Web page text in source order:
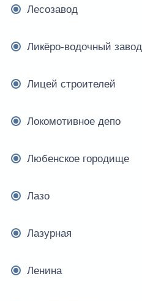
Лесозавод
Ликёро-водочный завод
Лицей строителей
Локомотивное депо
Любенское городище
Лазо
Лазурная
Ленина